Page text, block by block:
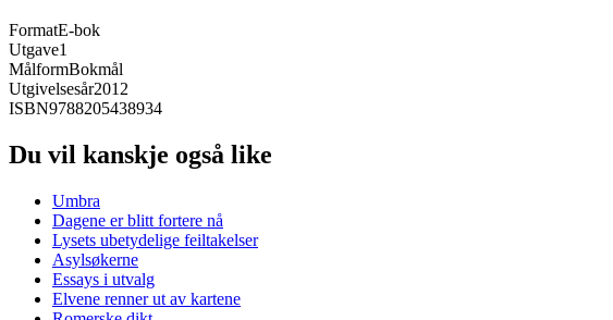
FormatE-bok
Utgave1
MålformBokmål
Utgivelsesår2012
ISBN9788205438934
Du vil kanskje også like
Umbra
Dagene er blitt fortere nå
Lysets ubetydelige feiltakelser
Asylsøkerne
Essays i utvalg
Elvene renner ut av kartene